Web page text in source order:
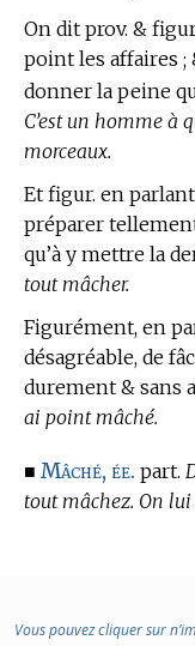
On dit prov. &
point les affaires ;
donner la peine
C’est un homme à
morceaux.
Et figur. en
préparer
qu’à y mettre la
tout mâcher.
Figurément, en
désagréable, de
durement & sans
ai point mâché.
■ Mâché, ée. part.
tout mâchez. On
Vous pouvez cliquer sur